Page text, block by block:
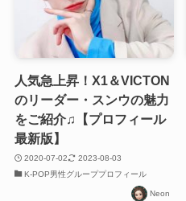
人気急上昇！X1＆VICTON
のリーダー・スンウの魅力
をご紹介♫【プロフィール
最新版】
2020-07-02
2023-08-03
K-POP男性グループプロフィール
Neon